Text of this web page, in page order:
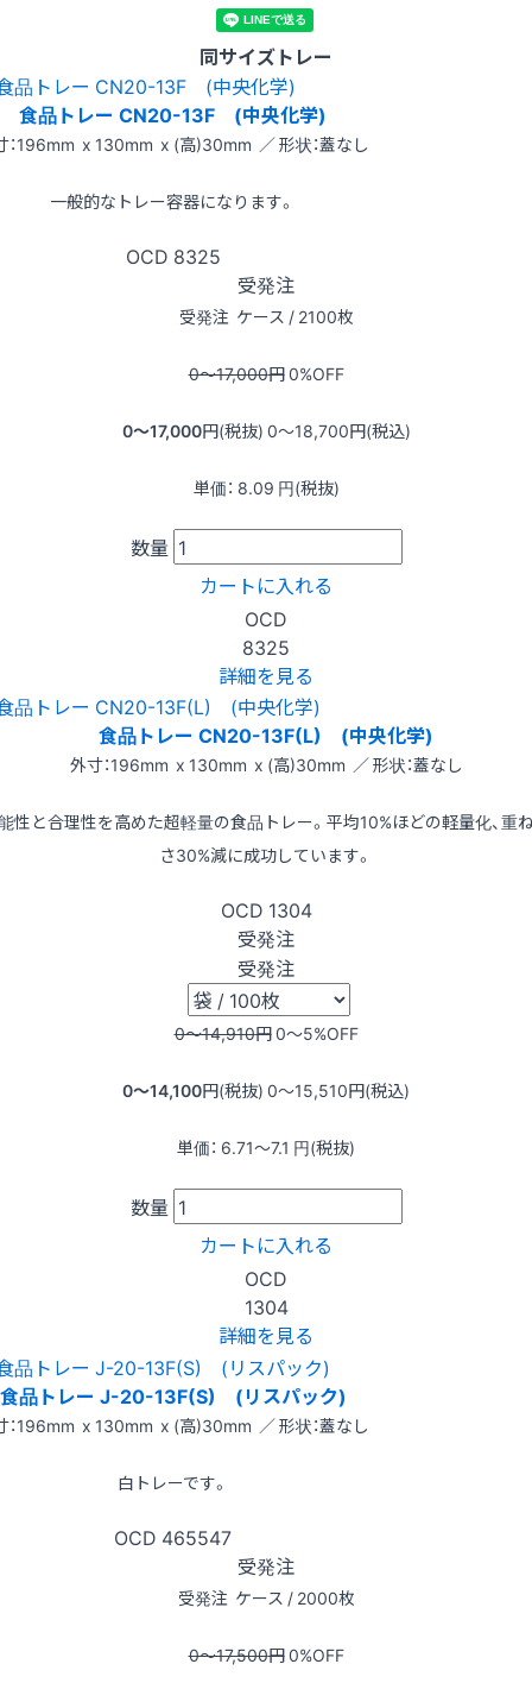
同サイズトレー
食品トレー CN20-13F (中央化学)
：196mm x 130mm x (高)30mm ／ 形状：蓋なし
一般的なトレー容器になります。
OCD 8325
受発注
受発注 ケース / 2100枚
0〜17,000円0%OFF
0〜17,000円(税抜) 0〜18,700円(税込)
単価： 8.09 円(税抜)
数量
カートに入れる
OCD
8325
詳細を見る
食品トレー CN20-13F(L) (中央化学)
外寸：196mm x 130mm x (高)30mm ／ 形状：蓋なし
性と合理性を高めた超軽量の食品トレー。平均10%ほどの軽量化、重
さ30%減に成功しています。
OCD 1304
受発注
受発注
0〜14,910円0〜5%OFF
0〜14,100円(税抜) 0〜15,510円(税込)
単価： 6.71〜7.1 円(税抜)
数量
カートに入れる
OCD
1304
詳細を見る
食品トレー J-20-13F(S) (リスパック)
：196mm x 130mm x (高)30mm ／ 形状：蓋なし
白トレーです。
OCD 465547
受発注
受発注 ケース / 2000枚
0〜17,500円0%OFF